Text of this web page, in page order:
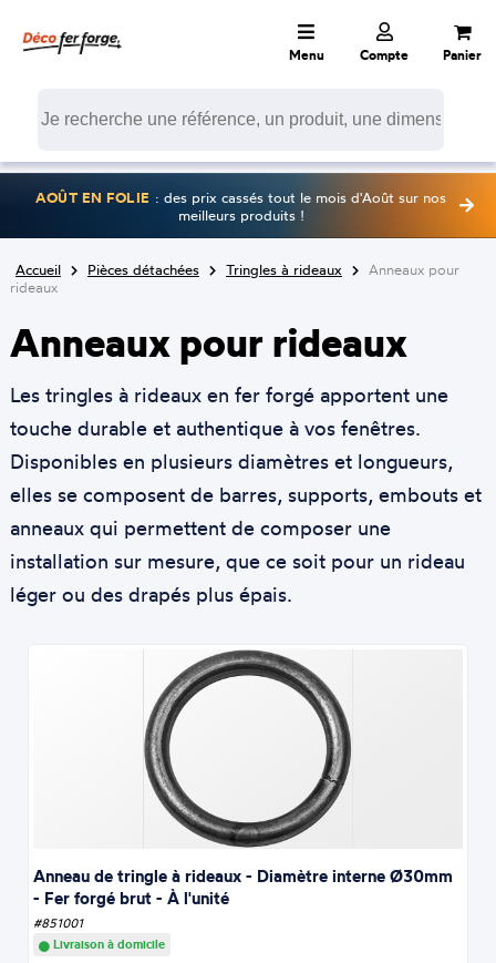
Menu Compte Panier
AOÛT EN FOLIE : des prix cassés tout le mois d'Août sur nos
meilleurs produits !
Accueil Pièces détachées Tringles à rideaux
Anneaux pour
rideaux
Anneaux pour rideaux
Les tringles à rideaux en fer forgé apportent une
touche durable et authentique à vos fenêtres.
Disponibles en plusieurs diamètres et longueurs,
elles se composent de barres, supports, embouts et
anneaux qui permettent de composer une
installation sur mesure, que ce soit pour un rideau
léger ou des drapés plus épais.
Anneau de tringle à rideaux - Diamètre interne Ø30mm
- Fer forgé brut - À l'unité
#851001
Livraison à domicile